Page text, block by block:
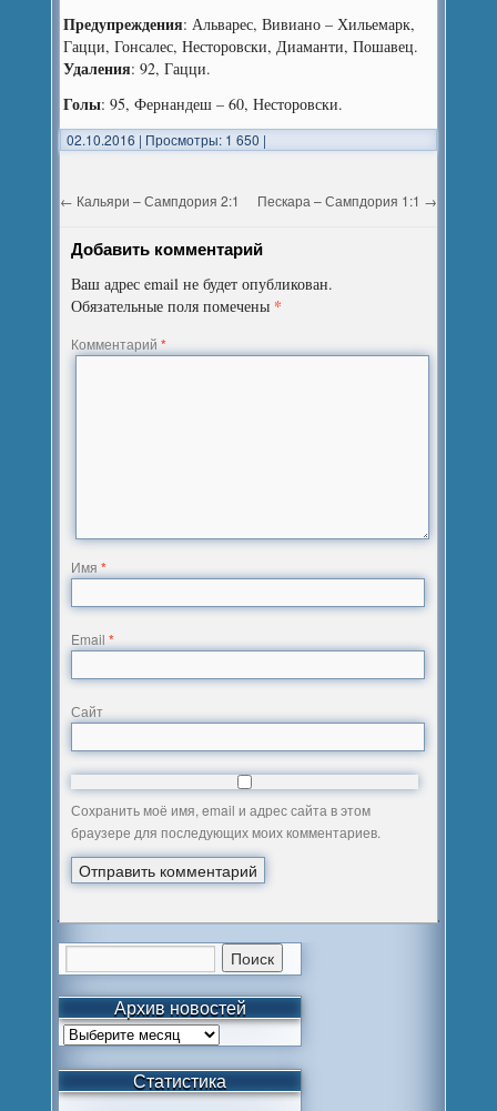
Предупреждения: Альварес, Вивиано – Хильемарк,
Гацци, Гонсалес, Несторовски, Диаманти, Пошавец.
Удаления: 92, Гацци.
Голы: 95, Фернандеш – 60, Несторовски.
02.10.2016 | Просмотры: 1 650 |
← Кальяри – Сампдория 2:1 Пескара – Сампдория 1:1 →
Добавить комментарий
Ваш адрес email не будет опубликован.
Обязательные поля помечены *
Комментарий*
Имя*
Email*
Сайт
Сохранить моё имя, email и адрес сайта в этом
браузере для последующих моих комментариев.
Архив новостей
Статистика